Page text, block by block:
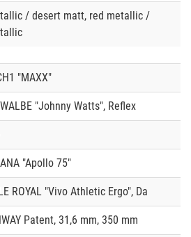
/ desert matt, red metallic /
"MAXX"
"Johnny Watts", Reflex
"Apollo 75"
ROYAL "Vivo Athletic Ergo", Da
Patent, 31,6 mm, 350 mm